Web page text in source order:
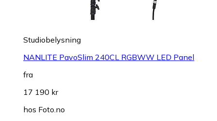
Studiobelysning
NANLITE PavoSlim 240CL RGBWW LED Panel
fra
17 190 kr
hos Foto.no